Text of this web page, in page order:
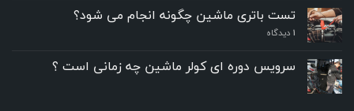
مهم
سر
مشکوک
در
تست باتری ماشین چگونه انجام می شود؟
۱ دیدگاه
سرویس دوره ای کولر ماشین چه زمانی است ؟